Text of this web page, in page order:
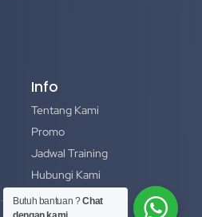
Info
Tentang Kami
Promo
Jadwal Training
Hubungi Kami
Portofolio
Training Jakarta
Butuh bantuan ?Chat